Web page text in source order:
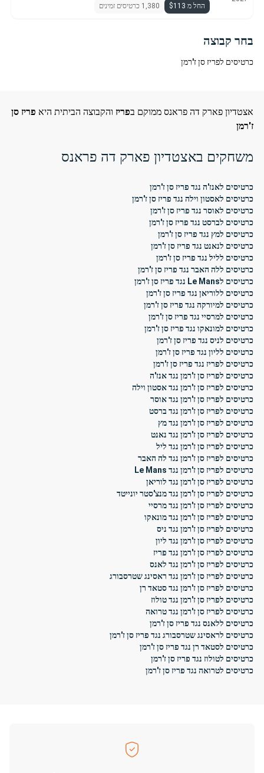
החל מ $113
1,380 כרטיסים זמינים
בחר קבוצה
כרטיסים לפריז סן ז'רמן
אצטדיון פארק דה פראנס ממוקם בפריז והקבוצה הביתית היא פריז סן
ז'רמן
משחקים באצטדיון פארק דה פראנס
כרטיסים לאנז'ה נגד פריז סן ז'רמן
כרטיסים לאסטון וילה נגד פריז סן ז'רמן
כרטיסים לאוסר נגד פריז סן ז'רמן
כרטיסים לברסט נגד פריז סן ז'רמן
כרטיסים למץ נגד פריז סן ז'רמן
כרטיסים לנאנט נגד פריז סן ז'רמן
כרטיסים לליל נגד פריז סן ז'רמן
כרטיסים ללה האבר נגד פריז סן ז'רמן
כרטיסים לLe Mans נגד פריז סן ז'רמן
כרטיסים ללוריאן נגד פריז סן ז'רמן
כרטיסים למיורקה נגד פריז סן ז'רמן
כרטיסים למרסיי נגד פריז סן ז'רמן
כרטיסים למונאקו נגד פריז סן ז'רמן
כרטיסים לניס נגד פריז סן ז'רמן
כרטיסים לליון נגד פריז סן ז'רמן
כרטיסים לפריז נגד פריז סן ז'רמן
כרטיסים לפריז סן ז'רמן נגד אנז'ה
כרטיסים לפריז סן ז'רמן נגד אסטון וילה
כרטיסים לפריז סן ז'רמן נגד אוסר
כרטיסים לפריז סן ז'רמן נגד ברסט
כרטיסים לפריז סן ז'רמן נגד מץ
כרטיסים לפריז סן ז'רמן נגד נאנט
כרטיסים לפריז סן ז'רמן נגד ליל
כרטיסים לפריז סן ז'רמן נגד לה האבר
כרטיסים לפריז סן ז'רמן נגד Le Mans
כרטיסים לפריז סן ז'רמן נגד לוריאן
כרטיסים לפריז סן ז'רמן נגד מנצ'סטר יונייטד
כרטיסים לפריז סן ז'רמן נגד מרסיי
כרטיסים לפריז סן ז'רמן נגד מונאקו
כרטיסים לפריז סן ז'רמן נגד ניס
כרטיסים לפריז סן ז'רמן נגד ליון
כרטיסים לפריז סן ז'רמן נגד פריז
כרטיסים לפריז סן ז'רמן נגד לאנס
כרטיסים לפריז סן ז'רמן נגד ראסינג שטרסבורג
כרטיסים לפריז סן ז'רמן נגד סטאד רן
כרטיסים לפריז סן ז'רמן נגד טולוז
כרטיסים לפריז סן ז'רמן נגד טרואה
כרטיסים ללאנס נגד פריז סן ז'רמן
כרטיסים לראסינג שטרסבורג נגד פריז סן ז'רמן
כרטיסים לסטאד רן נגד פריז סן ז'רמן
כרטיסים לטולוז נגד פריז סן ז'רמן
כרטיסים לטרואה נגד פריז סן ז'רמן